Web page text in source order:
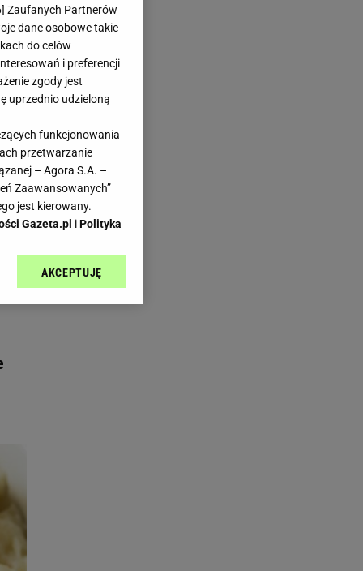
] Zaufanych Partnerów
dane osobowe takie
do celów
i preferencji
zgody jest
uprzednio udzieloną
funkcjonowania
przetwarzanie
– Agora S.A. –
Zaawansowanych”
jest kierowany.
Gazeta.pl iPolityka
sp. z o.o., jej
AKCEPTUJĘ